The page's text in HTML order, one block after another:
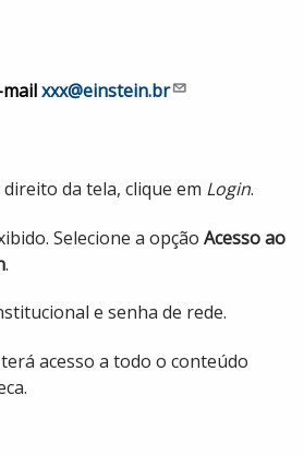
xxx@einstein.br
da tela, clique em Login.
Selecione a opção Acesso ao
.
e senha de rede.
terá acesso a todo o conteúdo